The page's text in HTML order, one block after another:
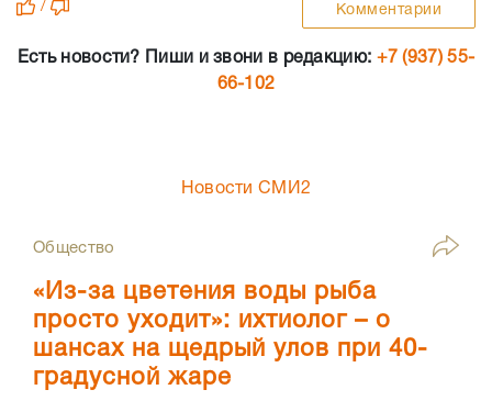
/ Комментарии
Есть новости? Пиши и звони в редакцию: +7 (937) 55-
66-102
Новости СМИ2
Общество
«Из-за цветения воды рыба
просто уходит»: ихтиолог – о
шансах на щедрый улов при 40-
градусной жаре